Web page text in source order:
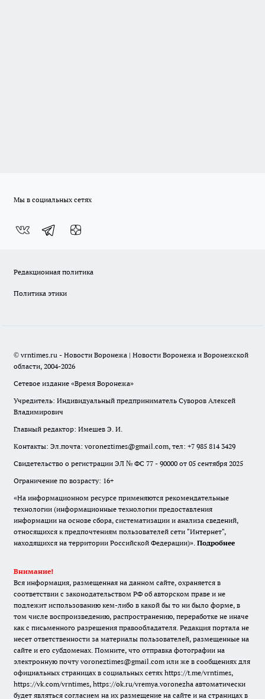
Мы в социальных сетях
Редакционная политика
Политика этики
© vrntimes.ru - Новости Воронежа | Новости Воронежа и Воронежской
области, 2004-2026
Сетевое издание «Время Воронежа»
Учредитель: Индивидуальный предприниматель Суворов Алексей
Владимирович
Главный редактор: Имешев Э. И.
Контакты: Эл.почта: voroneztimes@gmail.com, тел: +7 985 814 3429
Свидетельство о регистрации ЭЛ № ФС 77 - 90000 от 05 сентября 2025
Ограничение по возрасту: 16+
«На информационном ресурсе применяются рекомендательные
технологии (информационные технологии предоставления
информации на основе сбора, систематизации и анализа сведений,
относящихся к предпочтениям пользователей сети "Интернет",
находящихся на территории Российской Федерации)». Подробнее
Внимание!
Вся информация, размещенная на данном сайте, охраняется в
соответствии с законодательством РФ об авторском праве и не
подлежит использованию кем-либо в какой бы то ни было форме, в
том числе воспроизведению, распространению, переработке не иначе
как с письменного разрешения правообладателя. Редакция портала не
несет ответственности за материалы пользователей, размещенные на
сайте и его субдоменах. Помните, что отправка фотографии на
электронную почту voroneztimes@gmail.com или же в сообщениях для
официальных страницах в социальных сетях https://t.me/vrntimes,
https://vk.com/vrntimes, https://ok.ru/vremya.voronezha автоматически
будет являться согласием на их размещение на сайте и на страницах в